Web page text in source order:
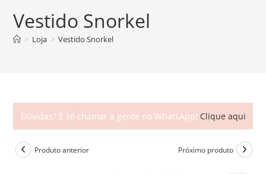
Vestido Snorkel
> Loja > Vestido Snorkel
Dúvidas? É só chamar a gente no WhatsApp! Clique aqui
Produto anterior Próximo produto